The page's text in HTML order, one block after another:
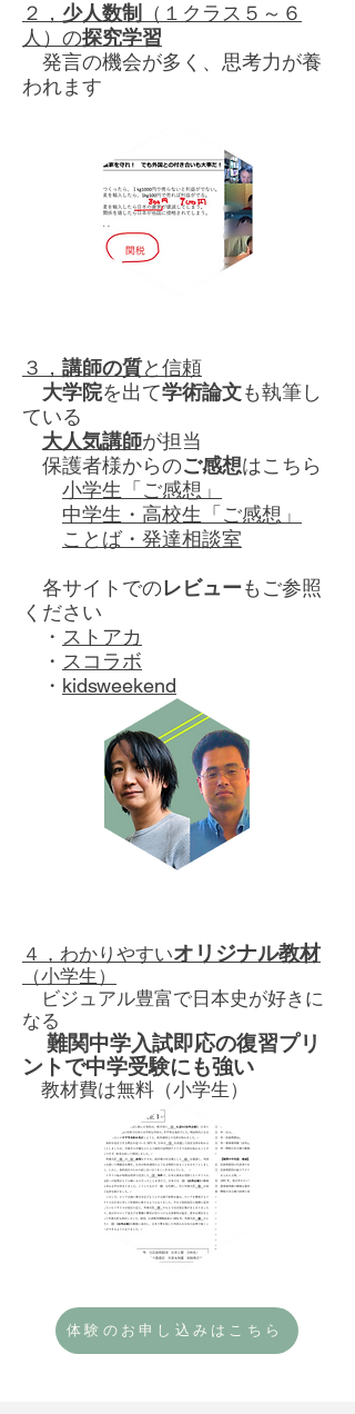
２， 少人数制
（１クラス５～６
人）の探究学習
発言の機会が多く、思考力が養
われます
３， 講師の質と信頼
大学院を出て学術論文も執筆し
ている
大人気講師が担当
​ 保護者様からのご感想はこちら
小学生「ご感想」
中学生・高校生「ご感想」
ことば・発達相談室
各サイトでのレビューもご参照
ください
・ ストアカ
・ スコラボ
​ ・ kidsweekend
４，わかりやすいオリジナル教材
（小学生）
​ ビジュアル豊富で日本史が好きに
なる
難関中学入試即応の復習プリ
ントで中学受験にも強い
教材費は無料（小学生）
体験のお申し込みはこちら